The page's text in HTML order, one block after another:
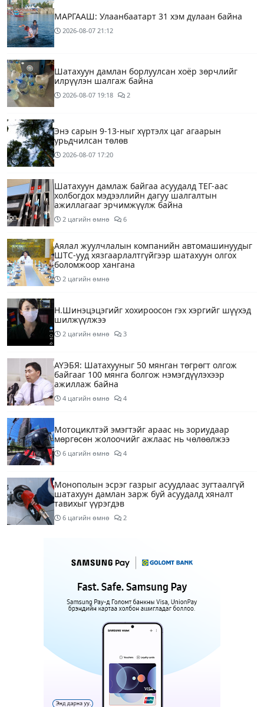
МАРГААШ: Улаанбаатарт 31 хэм дулаан байна
2026-08-07 21:12
Шатахуун дамлан борлуулсан хоёр зөрчлийг
илрүүлэн шалгаж байна
2026-08-07 19:18 2
Энэ сарын 9-13-ныг хүртэлх цаг агаарын
урьдчилсан төлөв
2026-08-07 17:20
Шатахуун дамлаж байгаа асуудалд ТЕГ-аас
холбогдох мэдээллийн дагуу шалгалтын
ажиллагааг эрчимжүүлж байна
2 цагийн өмнө 6
Аялал жуулчлалын компанийн автомашинуудыг
ШТС-ууд хязгаарлалтгүйгээр шатахуун олгох
боломжоор хангана
2 цагийн өмнө
Н.Шинэцэцэгийг хохироосон гэх хэргийг шүүхэд
шилжүүлжээ
2 цагийн өмнө 3
АҮЭБЯ: Шатахууныг 50 мянган төгрөгт олгож
байгааг 100 мянга болгож нэмэгдүүлэхээр
ажиллаж байна
4 цагийн өмнө 4
Мотоциклтэй эмэгтэйг араас нь зориудаар
мөргөсөн жолоочийг ажлаас нь чөлөөлжээ
6 цагийн өмнө 4
Монополын эсрэг газрыг асуудлаас зугтаалгүй
шатахуун дамлан зарж буй асуудалд хяналт
тавихыг үүрэгдэв
6 цагийн өмнө 2
настай охиныг 7 дахь өдрөө хайж байна
АҮЭБЯ: Тэгш, сондгойг мөрдөөгүй 7 ШТС-д
торгууль ногдуулах, тусгай зөвшөөрлийг нь
цуцлах хүртэл арга хэмжээ авахыг сануулав
Боловсролын сайд Л.Энх-Амгалан Pearson
компанийн удирдлагуудтай уулзаж, хамтын
ажиллагааг гүнзгийрүүлэх талаар ярилцжээ